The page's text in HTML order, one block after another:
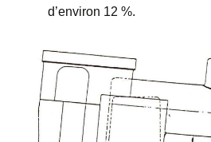
d’environ 12 %.